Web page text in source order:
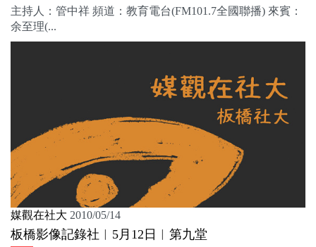
主持人：管中祥 頻道：教育電台(FM101.7全國聯播) 來賓：
余至理(...
媒觀在社大 2010/05/14
板橋影像記錄社︱5月12日︱第九堂